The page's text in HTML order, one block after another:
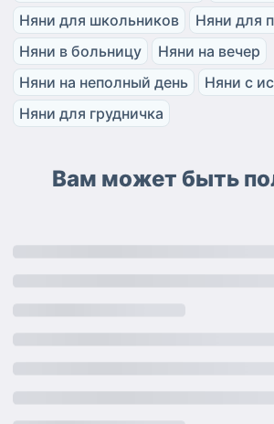
Няни для школьников
Няни для
Няни в больницу
Няни на вечер
Няни на неполный день
Няни с
Няни для грудничка
Вам может быть